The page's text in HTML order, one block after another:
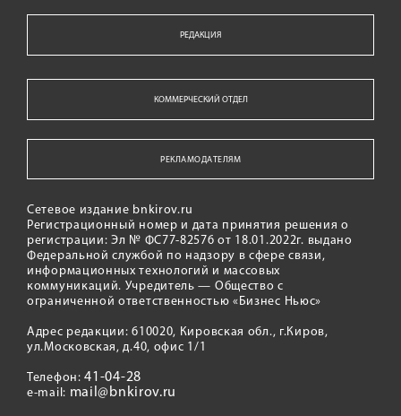
РЕДАКЦИЯ
КОММЕРЧЕСКИЙ ОТДЕЛ
РЕКЛАМОДАТЕЛЯМ
Сетевое издание bnkirov.ru
Регистрационный номер и дата принятия решения о
регистрации: Эл № ФС77-82576 от 18.01.2022г. выдано
Федеральной службой по надзору в сфере связи,
информационных технологий и массовых
коммуникаций. Учредитель — Общество с
ограниченной ответственностью «Бизнес Ньюс»
Адрес редакции: 610020, Кировская обл., г.Киров,
ул.Московская, д.40, офис 1/1
Телефон:41-04-28
e-mail: mail@bnkirov.ru